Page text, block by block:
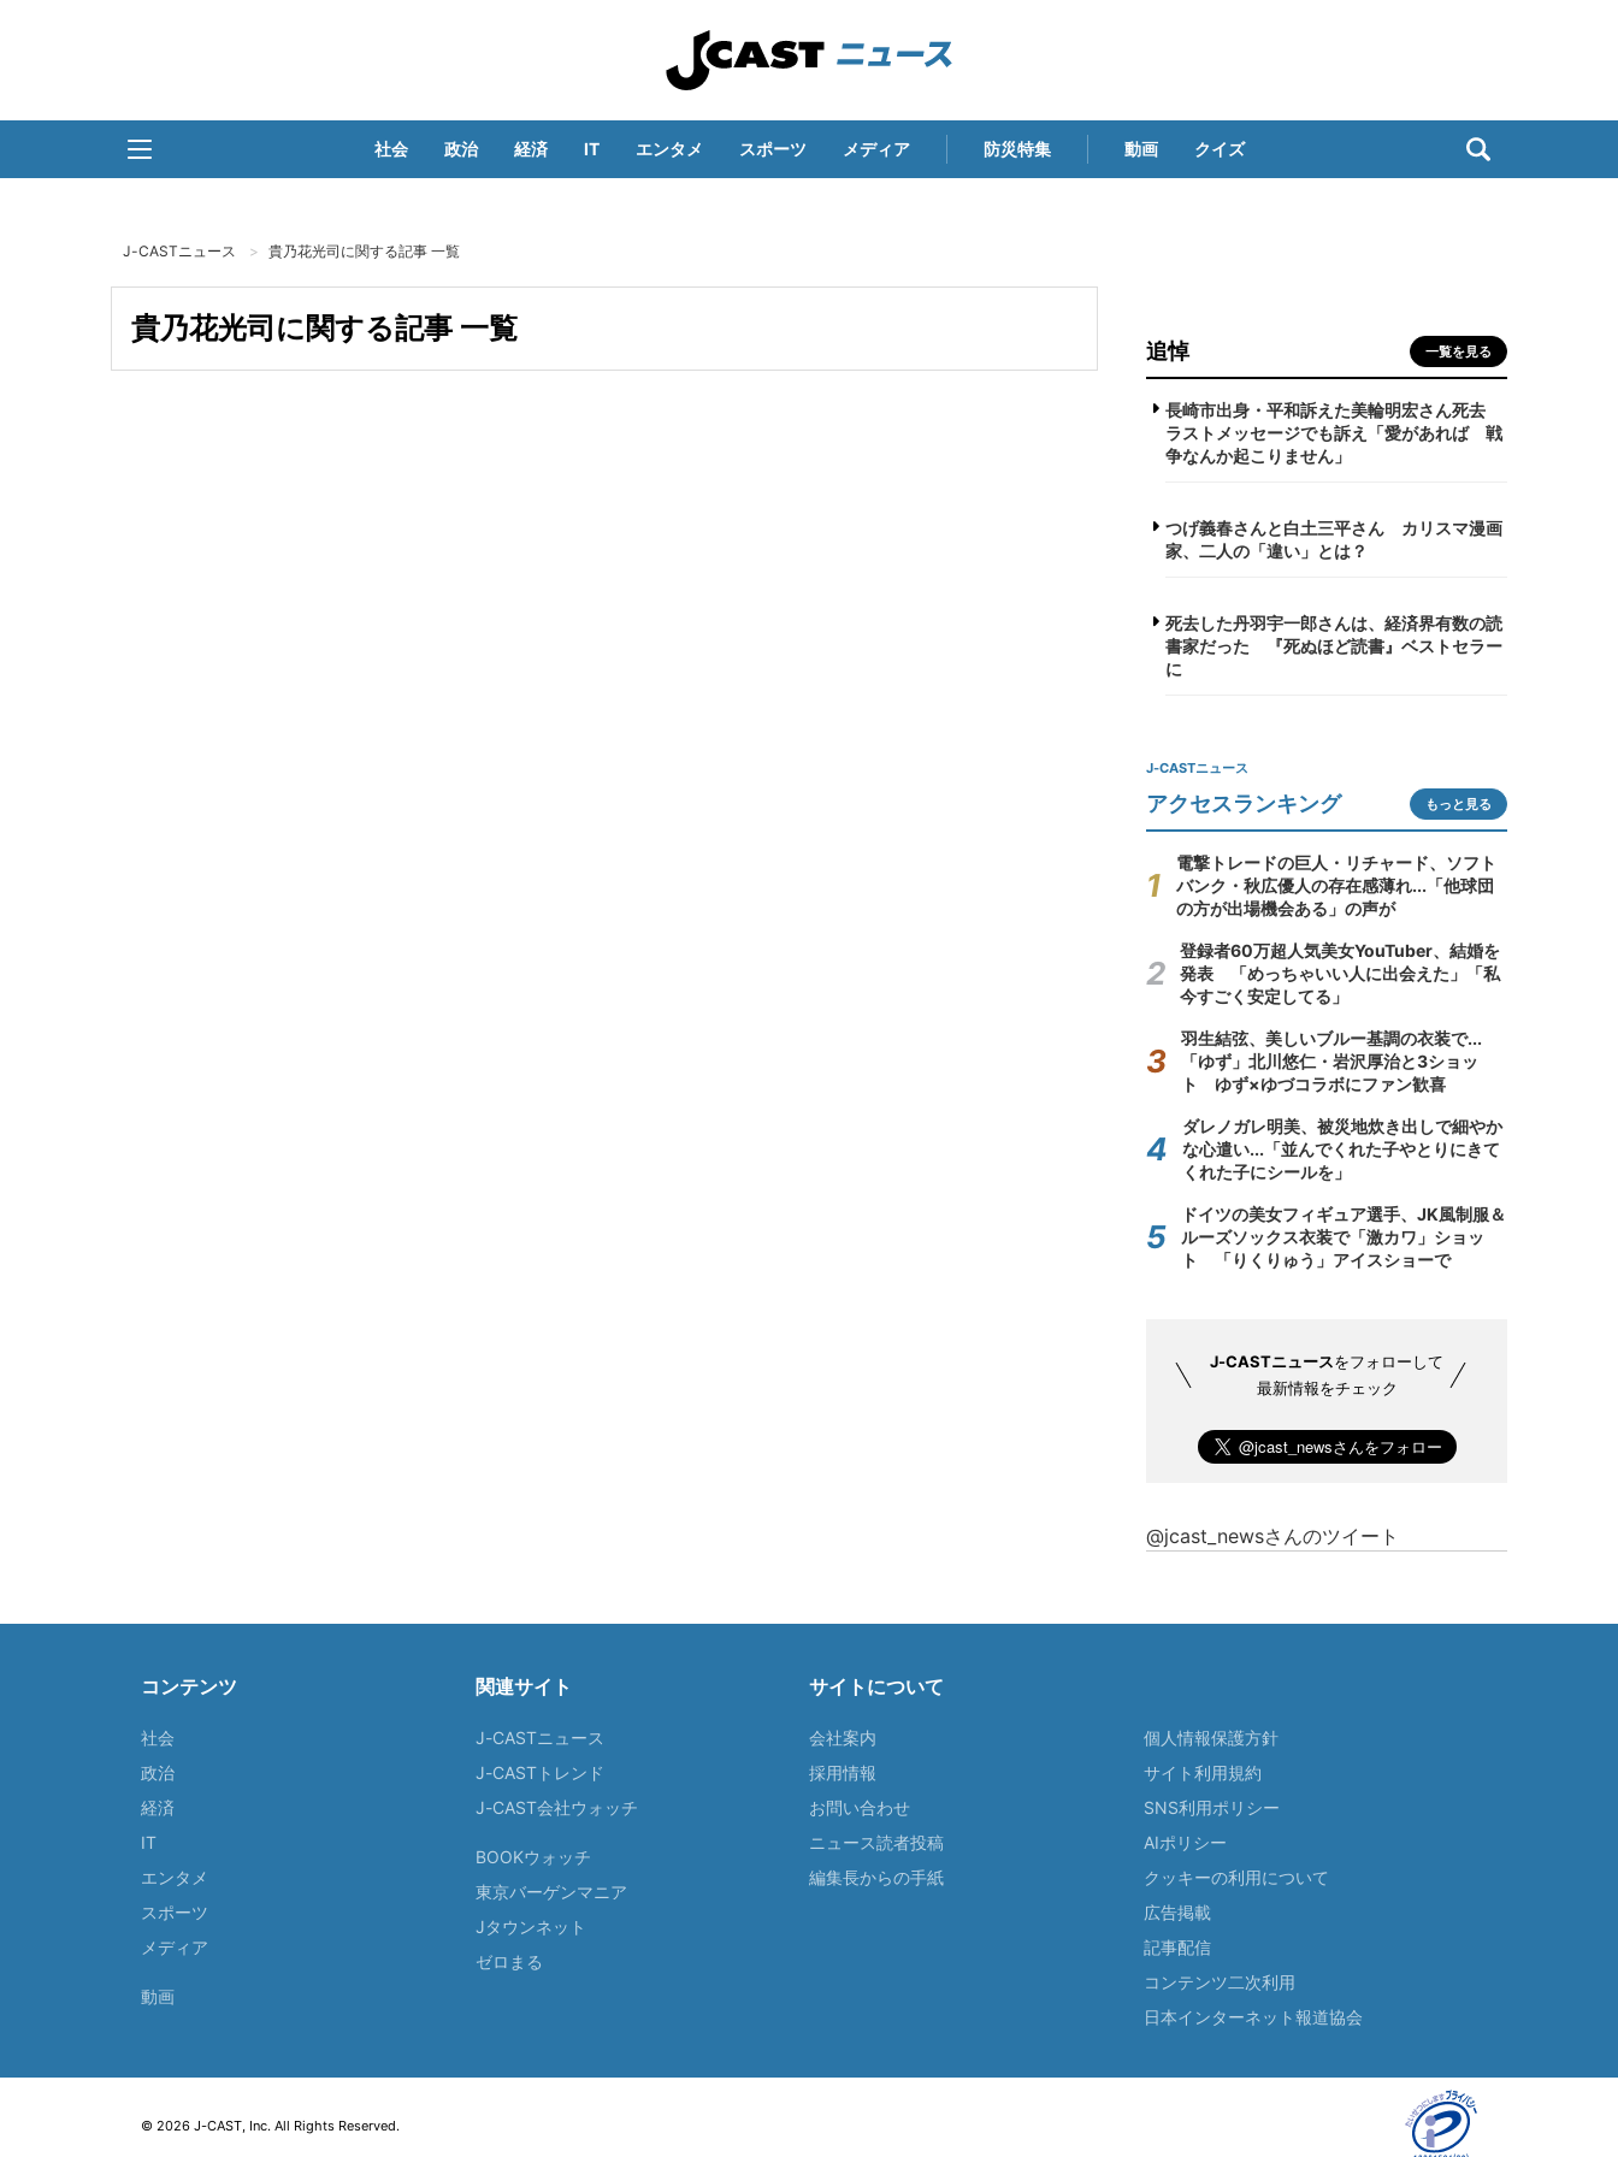
社会 政治 経済 IT エンタメ スポーツ メディア 防災特集 動画 クイズ
J-CASTニュース 貴乃花光司に関する記事 一覧
貴乃花光司に関する記事 一覧
追悼 一覧を見る
長崎市出身・平和訴えた美輪明宏さん死去
ラストメッセージでも訴え「愛があれば 戦
争なんか起こりません」
つげ義春さんと白土三平さん カリスマ漫画
家、二人の「違い」とは？
死去した丹羽宇一郎さんは、経済界有数の読
書家だった 『死ぬほど読書』ベストセラー
に
J-CASTニュース
アクセスランキング もっと見る
電撃トレードの巨人・リチャード、ソフト
バンク・秋広優人の存在感薄れ...「他球団
の方が出場機会ある」の声が
登録者60万超人気美女YouTuber、結婚を
発表 「めっちゃいい人に出会えた」「私
今すごく安定してる」
羽生結弦、美しいブルー基調の衣装で...
「ゆず」北川悠仁・岩沢厚治と3ショッ
ト ゆず×ゆづコラボにファン歓喜
ダレノガレ明美、被災地炊き出しで細やか
な心遣い...「並んでくれた子やとりにきて
くれた子にシールを」
ドイツの美女フィギュア選手、JK風制服＆
ルーズソックス衣装で「激カワ」ショッ
ト 「りくりゅう」アイスショーで
J-CASTニュースをフォローして
最新情報をチェック
@jcast_newsさんのツイート
コンテンツ
社会
政治
経済
IT
エンタメ
スポーツ
メディア
動画
関連サイト
J-CASTニュース
J-CASTトレンド
J-CAST会社ウォッチ
BOOKウォッチ
東京バーゲンマニア
Jタウンネット
ゼロまる
サイトについて
会社案内
採用情報
お問い合わせ
ニュース読者投稿
編集長からの手紙
個人情報保護方針
サイト利用規約
SNS利用ポリシー
AIポリシー
クッキーの利用について
広告掲載
記事配信
コンテンツ二次利用
日本インターネット報道協会
© 2026 J-CAST, Inc. All Rights Reserved.